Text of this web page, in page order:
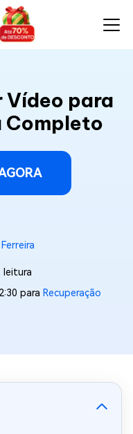
Vídeo para
Completo
leitura
para Recuperação